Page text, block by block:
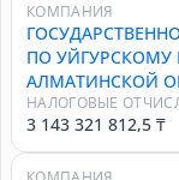
КОМПАНИЯ
ПО УЙГУРСКОМУ
АЛМАТИНСКОЙ
НАЛОГОВЫЕ
3 143 321 812,5 ₸